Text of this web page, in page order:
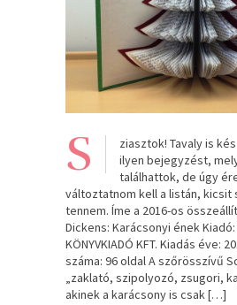
S
ziasztok! Tavaly is
ilyen bejegyzést,
találhattok, de úgy
változtatnom kell a listán, kicsit
tennem. Íme a 2016-os
Dickens: Karácsonyi ének Kiadó:
KÖNYVKIADÓ KFT. Kiadás éve:
száma: 96 oldal A szőrösszívű
„zaklató, szipolyozó, zsugori,
akinek a karácsony is csak […]